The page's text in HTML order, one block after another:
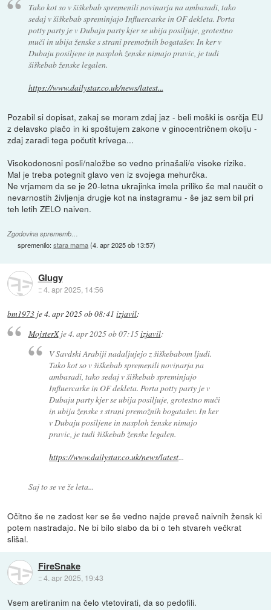
Tako kot so v šiškebab spremenili novinarja na ambasadi, tako
sedaj v šiškebab spreminjajo Influercarke in OF dekleta. Porta
potty party je v Dubaju party kjer se ubija posiljuje, grotestno
muči in ubija ženske s strani premožnih bogatašev. In ker v
Dubaju posiljene in nasploh ženske nimajo pravic, je tudi
šiškebab ženske legalen.
https://www.dailystar.co.uk/news/latest...
Pozabil si dopisat, zakaj se moram zdaj jaz - beli moški is osrčja EU
z delavsko plačo in ki spoštujem zakone v ginocentričnem okolju -
zdaj zaradi tega počutit krivega...
Visokodonosni posli/naložbe so vedno prinašali/e visoke rizike.
Mal je treba potegnit glavo ven iz svojega mehurčka.
Ne vrjamem da se je 20-letna ukrajinka imela priliko še mal naučit o
nevarnostih življenja drugje kot na instagramu - še jaz sem bil pri
teh letih ZELO naiven.
Zgodovina sprememb…
spremenilo:stara mama(4. apr 2025 ob 13:57)
Glugy
::4. apr 2025, 14:56
bm1973 je4. apr 2025 ob 08:41 izjavil:
MojsterXje4. apr 2025 ob 07:15izjavil:
V Savdski Arabiji nadaljujejo z šiškebabom ljudi.
Tako kot so v šiškebab spremenili novinarja na
ambasadi, tako sedaj v šiškebab spreminjajo
Influercarke in OF dekleta. Porta potty party je v
Dubaju party kjer se ubija posiljuje, grotestno muči
in ubija ženske s strani premožnih bogatašev. In ker
v Dubaju posiljene in nasploh ženske nimajo
pravic, je tudi šiškebab ženske legalen.
https://www.dailystar.co.uk/news/latest...
Saj to se ve že leta...
Očitno še ne zadost ker se še vedno najde preveč naivnih žensk ki
potem nastradajo. Ne bi bilo slabo da bi o teh stvareh večkrat
slišal.
FireSnake
::4. apr 2025, 19:43
Vsem aretiranim na čelo vtetovirati, da so pedofili.